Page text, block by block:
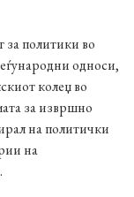
политики во
односи,
колеџ во
за извршно
на политички
на